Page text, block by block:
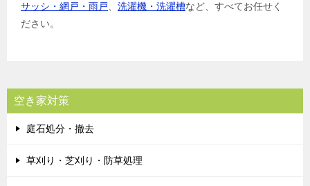
サッシ・網戸・雨戸、 洗濯機・洗濯槽など、すべてお任せく
ださい。
空き家対策
庭石処分・撤去
草刈り・芝刈り・防草処理